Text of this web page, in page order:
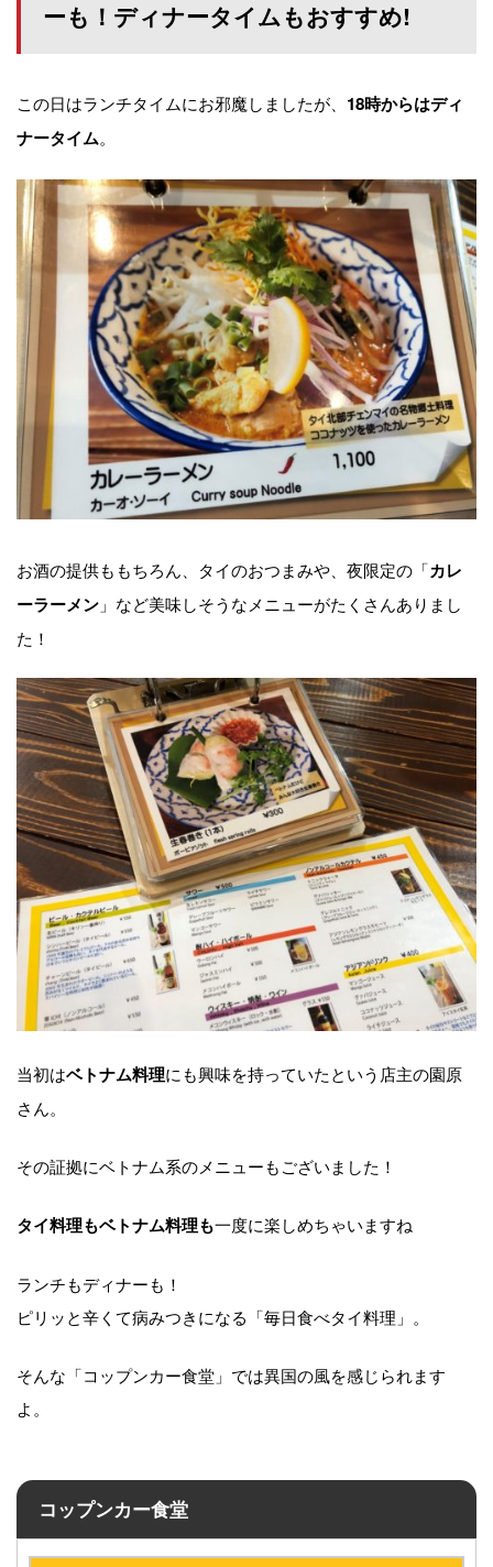
ーも！ ディナータイムもおすすめ!
この日はランチタイムにお邪魔しましたが、 18時からはディ
ナータイム。
お酒の提供ももちろん、タイのおつまみや、夜限定の「カレ
ーラーメン 」など美味しそうなメニューがたくさんありまし
た！
当初はベトナム料理にも興味を持っていたという店主の園原
さん。
その証拠にベトナム系のメニューもございました！
タイ料理もベトナム料理も一度に楽しめちゃいますね
ランチもディナーも！
ピリッと辛くて病みつきになる「毎日食べタイ料理」。
そんな「コップンカー食堂」では異国の風を感じられます
よ。
コップンカー食堂